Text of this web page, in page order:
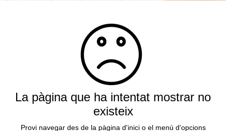
La pàgina que ha intentat mostrar no
existeix
Provi navegar des de la pàgina d'inici o el menú d'opcions